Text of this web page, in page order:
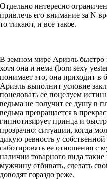
Отдельно интересно
привлечь его внимание за N
то тикают, и все такое.
В земном мире Ариэль быстро
хотя она и нема (born sexy
понимает это, она приходит в
Ариэль выполнит условие
поцеловать ее поцелуем
ведьма не получит ее душу в
ведьма превращается в
гипнотизирует принца и
прозрачно: ситуации, когда
дикую ревность у
саботировать ее отношения
наличии товарного вида
мужчину отбивать, сделать
доводят гораздо реже.